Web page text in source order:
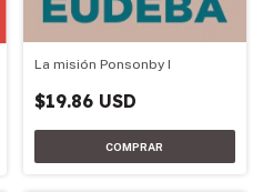
La misión Ponsonby I
$19.86 USD